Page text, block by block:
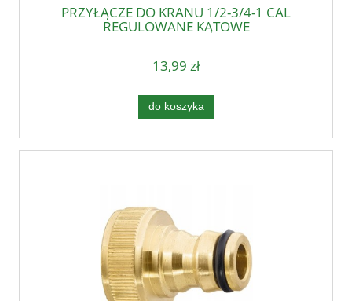
PRZYŁĄCZE DO KRANU 1/2-3/4-1 CAL
REGULOWANE KĄTOWE
13,99 zł
do koszyka